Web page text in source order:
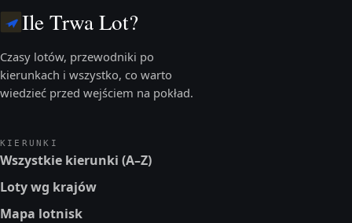
Ile Trwa Lot?
Czasy lotów, przewodniki po
kierunkach i wszystko, co warto
wiedzieć przed wejściem na pokład.
KIERUNKI
Wszystkie kierunki (A–Z)
Loty wg krajów
Mapa lotnisk